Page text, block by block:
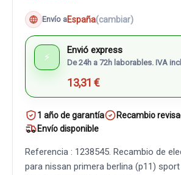
Envío aEspaña(cambiar)
⚡
Envió express
De 24h a 72h laborables. IVA
13,31 €
1 año de garantía
Recambio
Envío disponible
Referencia : 1238545. Recambio de
para nissan primera berlina (p11)